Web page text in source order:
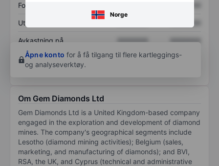
Norge
Fortjeneste per aksje
Utbytte per aksje
Avkastning på
egenkapital
XXXXXXX
XXXXXXX
Åpne konto for å få tilgang til flere kartleggings-
og analyseverktøy.
Om Gem Diamonds Ltd
Gem Diamonds Ltd is a United Kingdom-based company
engaged in the exploration and development of diamond
mines. The company's geographical segments include
Lesotho (diamond mining activities); Belgium (sales,
marketing, and manufacturing of diamonds); and BVI,
RSA, the UK, and Cyprus (technical and administrative